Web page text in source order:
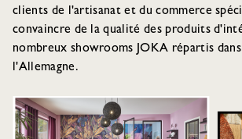
clients de l'artisanat et du commerce
convaincre de la qualité des produits
nombreux showrooms JOKA répartis
l'Allemagne.